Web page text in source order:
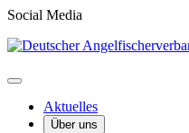
Social Media
Aktuelles
Über uns